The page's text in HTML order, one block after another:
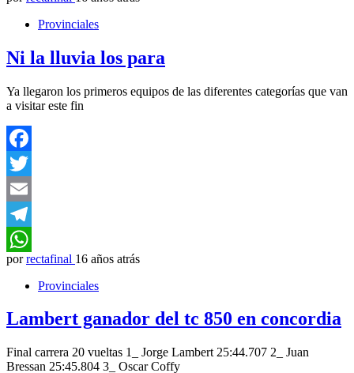
Provinciales
Ni la lluvia los para
Ya llegaron los primeros equipos de las diferentes categorías que van
a visitar este fin
Facebook
Twitter
Email
Telegram
WhatsApp
por rectafinal 16 años atrás
Provinciales
Lambert ganador del tc 850 en concordia
Final carrera 20 vueltas 1_ Jorge Lambert 25:44.707 2_ Juan
Bressan 25:45.804 3_ Oscar Coffy